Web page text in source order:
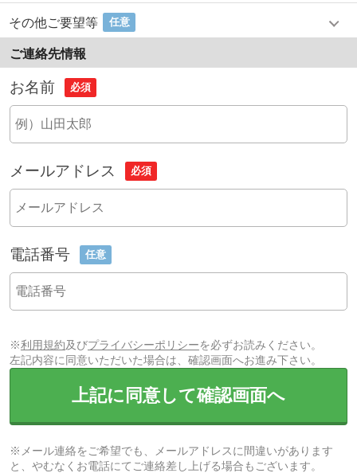
その他ご要望等 任意
ご連絡先情報
お名前 必須
メールアドレス 必須
電話番号 任意
※利用規約及びプライバシーポリシーを必ずお読みください。
左記内容に同意いただいた場合は、確認画面へお進み下さい。
上記に同意して確認画面へ
※メール連絡をご希望でも、メールアドレスに間違いがあります
と、やむなくお電話にてご連絡差し上げる場合もございます。